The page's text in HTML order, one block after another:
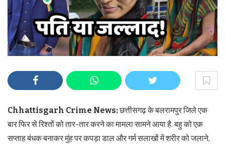
Chhattisgarh Crime News:छत्तीसगढ़ के बलरामपुर जिले एक
बार फिर से रिश्तों को तार-तार करने का मामला सामने आया है. बहु को एक
सप्ताह बंधक बनाकर मुंह पर कपड़ा डाल और गर्म सलाखों में शरीर को जलाने,